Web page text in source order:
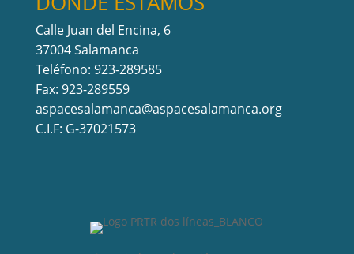
Calle Juan del Encina, 6
37004 Salamanca
Teléfono: 923-289585
Fax: 923-289559
aspacesalamanca@aspacesalamanca.org
C.I.F: G-37021573